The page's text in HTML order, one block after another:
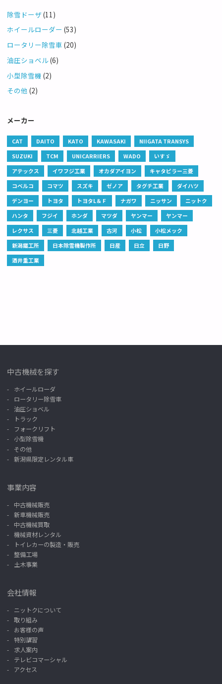
除雪ドーザ(11)
ホイールローダー (53)
ロータリー除雪車 (20)
油圧ショベル(6)
小型除雪機 (2)
その他 (2)
メーカー
CAT DAITO KATO KAWASAKI
NIIGATA TRANSYS
SUZUKI
TCM UNICARRIERS WADO
いすゞ
アテックス
イワフジ工業 オカダアイヨン
キャタピラー三菱
コベルコ
コマツ スズキ ゼノア タグチ工業
ダイハツ
デンヨー
トヨタ トヨタL＆Ｆ ナガワ ニッサン
ニットク
ハンタ
フジイ ホンダ マツダ ヤンマー
ヤンマー
レクサス
三菱 北越工業 古河 小松
小松メック
新潟鐵工所
日本除雪機製作所 日産 日立
日野
酒井重工業
中古機械を探す
ホイールローダ
ロータリー除雪車
油圧ショベル
トラック
フォークリフト
小型除雪機
その他
新潟県限定レンタル車
事業内容
中古機械販売
新車機械販売
中古機械買取
機械資材レンタル
トイレカーの製造・販売
整備工場
土木事業
会社情報
ニットクについて
取り組み
お客様の声
特別講習
求人案内
テレビコマーシャル
アクセス